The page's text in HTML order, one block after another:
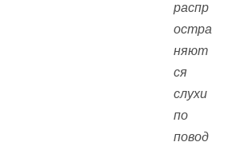
распр
остра
няют
ся
слухи
по
повод